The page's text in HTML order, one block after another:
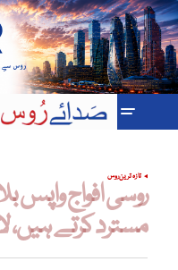
تازہ ترینروس
روسی افواج واپس
مسترد کرتے ہیں،